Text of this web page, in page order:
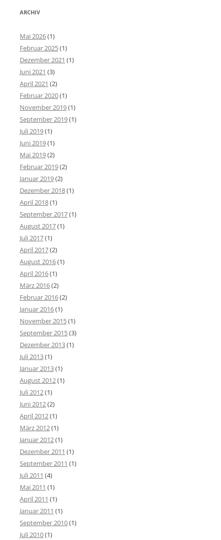
ARCHIV
Mai 2026(1)
Februar 2025(1)
Dezember 2021 (1)
Juni 2021 (3)
April 2021 (2)
Februar 2020(1)
November 2019(1)
September 2019(1)
Juli 2019(1)
Juni 2019(1)
Mai 2019(2)
Februar 2019(2)
Januar 2019(2)
Dezember 2018(1)
April 2018(1)
September 2017(1)
August 2017(1)
Juli 2017(1)
April 2017(2)
August 2016(1)
April 2016(1)
März 2016(2)
Februar 2016(2)
Januar 2016(1)
November 2015(1)
September 2015(3)
Dezember 2013(1)
Juli 2013(1)
Januar 2013(1)
August 2012(1)
Juli 2012(1)
Juni 2012(2)
April 2012(1)
März 2012(1)
Januar 2012(1)
Dezember 2011 (1)
September 2011 (1)
Juli 2011 (4)
Mai 2011 (1)
April 2011 (1)
Januar 2011 (1)
September 2010(1)
Juli 2010(1)